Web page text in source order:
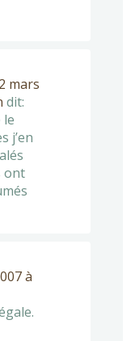
mars
dit:
le
j’en
ont
à